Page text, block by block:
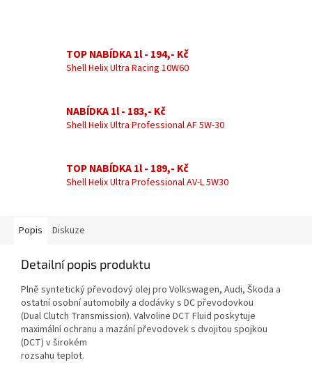
TOP NABÍDKA 1l - 194,- Kč
Shell Helix Ultra Racing 10W60
NABÍDKA 1l - 183,- Kč
Shell Helix Ultra Professional AF 5W-30
TOP NABÍDKA 1l - 189,- Kč
Shell Helix Ultra Professional AV-L 5W30
Popis Diskuze
Detailní popis produktu
Plně syntetický převodový olej pro Volkswagen, Audi, Škoda a
ostatní osobní automobily a dodávky s DC převodovkou
(Dual Clutch Transmission). Valvoline DCT Fluid poskytuje
maximální ochranu a mazání převodovek s dvojitou spojkou
(DCT) v širokém
rozsahu teplot.